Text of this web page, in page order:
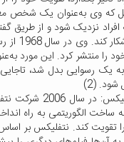
که وی به‌عنوان یک شخص
نزدیک شود و از طریق
را منتشر کرد. این مورد
یک رسوایی بدل شد،
(2)
در سال
ساخت الگوریتمی به راه
تقویت کند. نتفلیکس بر اساس